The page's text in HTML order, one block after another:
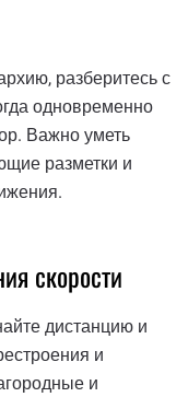
разберитесь с
одновременно
Важно уметь
разметки и
скорости
дистанцию и
и
и